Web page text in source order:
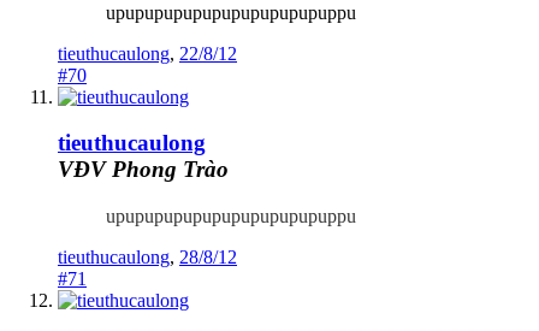
upupupupupupupupupupupuppu
tieuthucaulong, 22/8/12
#70
tieuthucaulong
VĐV Phong Trào
upupupupupupupupupupupuppu
tieuthucaulong, 28/8/12
#71